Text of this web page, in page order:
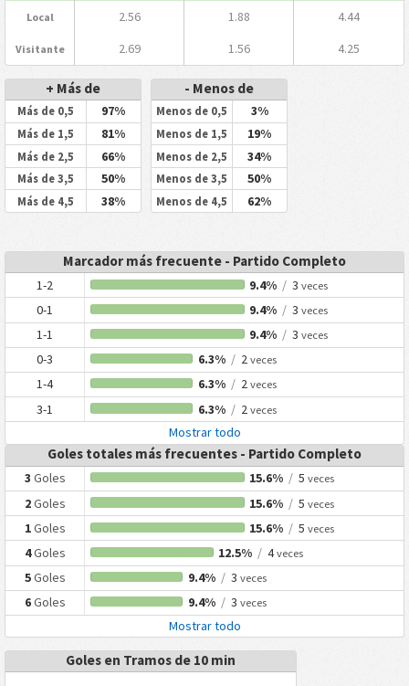
Local 2.56 1.88 4.44
Visitante 2.69 1.56 4.25
+ Más de
Más de 0,5 97%
Más de 1,5 81%
Más de 2,5 66%
Más de 3,5 50%
Más de 4,5 38%
- Menos de
Menos de 0,5 3%
Menos de 1,5 19%
Menos de 2,5 34%
Menos de 3,5 50%
Menos de 4,5 62%
Marcador más frecuente - Partido Completo
1-2 9.4% / 3veces
0-1 9.4% / 3veces
1-1 9.4% / 3veces
0-3 6.3% /2 veces
1-4 6.3% /2 veces
3-1 6.3% /2 veces
Mostrar todo
Goles totales más frecuentes - Partido Completo
3 Goles 15.6% / 5veces
2Goles 15.6% / 5veces
1Goles 15.6% / 5veces
4Goles 12.5% / 4veces
5Goles 9.4% /3 veces
6Goles 9.4% /3 veces
Mostrar todo
Goles en Tramos de 10 min